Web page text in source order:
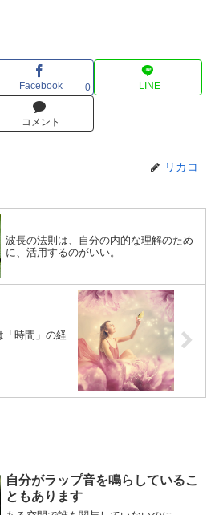
Facebook 0 LINE
コメント
リカコ
波長の法則は、自分の内的な理解のため
に、活用するのがいい。
「時間」の経
自分がラップ音を鳴らしているこ
ともあります